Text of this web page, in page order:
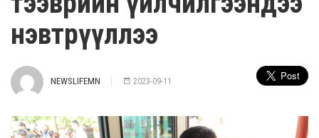
нэвтрүүллээ
NEWSLIFEMN 2023-09-11